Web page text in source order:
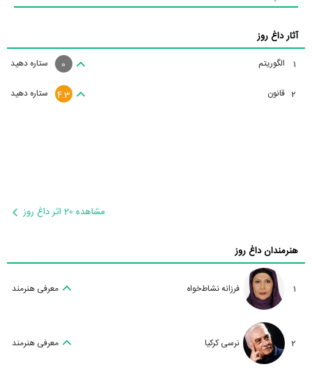
آثار داغ روز
1 الگوریتم ستاره دهید 0
2 قانون ستاره دهید 4.3
مشاهده 20 اثر داغ روز
هنرمندان داغ روز
1 فرزانه نشاط‌خواه معرفی هنرمند
2 نرسی کرکیا معرفی هنرمند